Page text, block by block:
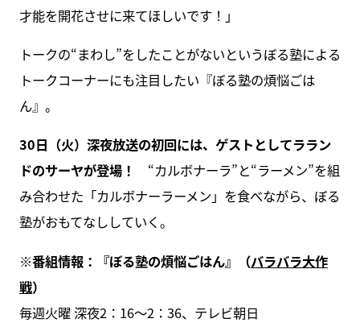
才能を開花させに来てほしいです！」
トークの“まわし”をしたことがないというぼる塾による
トークコーナーにも注目したい『ぼる塾の煩悩ごは
ん』。
30日（火）深夜放送の初回には、ゲストとしてララン
ドのサーヤが登場！
“カルボナーラ”と“ラーメン”を組
み合わせた「カルボナーラーメン」を食べながら、ぼる
塾がおもてなししていく。
※番組情報：『ぼる塾の煩悩ごはん』（バラバラ大作
戦）
毎週火曜 深夜2：16～2：36、テレビ朝日